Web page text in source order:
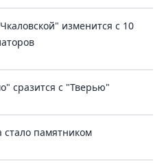
изменится с 10
сразится с "Тверью"
памятником